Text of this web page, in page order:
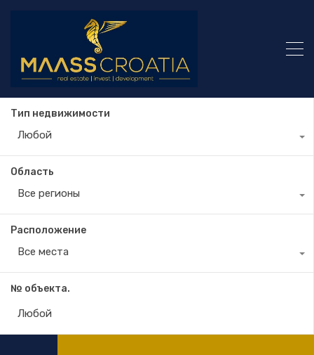
Тип недвижимости
Любой
Область
Все регионы
Расположение
Все места
№ объекта.